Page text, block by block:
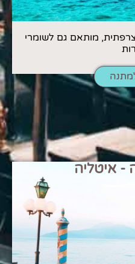
מותאם גם לשומרי
- איטליה